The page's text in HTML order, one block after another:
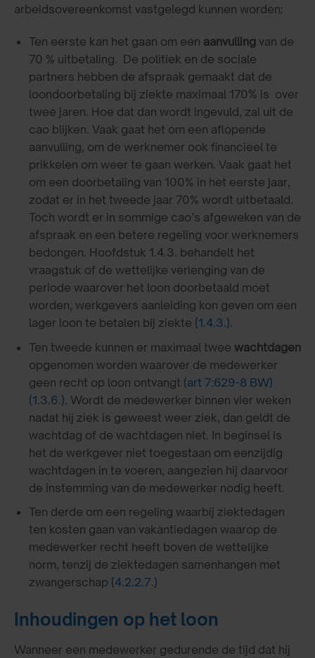
arbeidsovereenkomst vastgelegd kunnen worden:
Ten eerste kan het gaan om een aanvullingvan de
70 % uitbetaling. De politiek en de sociale
partners hebben de afspraak gemaakt dat de
loondoorbetaling bij ziekte maximaal 170% is over
twee jaren. Hoe dat dan wordt ingevuld, zal uit de
cao blijken. Vaak gaat het om een aflopende
aanvulling, om de werknemer ook financieel te
prikkelen om weer te gaan werken. Vaak gaat het
om een doorbetaling van 100% in het eerste jaar,
zodat er in het tweede jaar 70% wordt uitbetaald.
Toch wordt er in sommige cao’s afgeweken van de
afspraak en een betere regeling voor werknemers
bedongen. Hoofdstuk 1.4.3. behandelt het
vraagstuk of de wettelijke verlenging van de
periode waarover het loon doorbetaald moet
worden, werkgevers aanleiding kon geven om een
lager loon te betalen bij ziekte (1.4.3.).
Ten tweede kunnen er maximaal twee wachtdagen
opgenomen worden waarover de medewerker
geen recht op loon ontvangt (art 7:629-8 BW)
(1.3.6.). Wordt de medewerker binnen vier weken
nadat hij ziek is geweest weer ziek, dan geldt de
wachtdag of de wachtdagen niet. In beginsel is
het de werkgever niet toegestaan om eenzijdig
wachtdagen in te voeren, aangezien hij daarvoor
de instemming van de medewerker nodig heeft.
Ten derde om een regeling waarbij ziektedagen
ten kosten gaan van vakantiedagen waarop de
medewerker recht heeft boven de wettelijke
norm, tenzij de ziektedagen samenhangen met
zwangerschap (4.2.2.7.)
Inhoudingen op het loon
Wanneer een medewerker gedurende de tijd dat hij